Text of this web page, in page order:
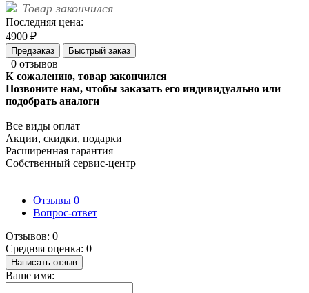
Товар закончился
Последняя цена:
4900 ₽
Предзаказ Быстрый заказ
0 отзывов
К сожалению, товар закончился
Позвоните нам, чтобы заказать его индивидуально или
подобрать аналоги
Все виды оплат
Акции, скидки, подарки
Расширенная гарантия
Собственный сервис-центр
Отзывы 0
Вопрос-ответ
Отзывов: 0
Средняя оценка: 0
Написать отзыв
Ваше имя: